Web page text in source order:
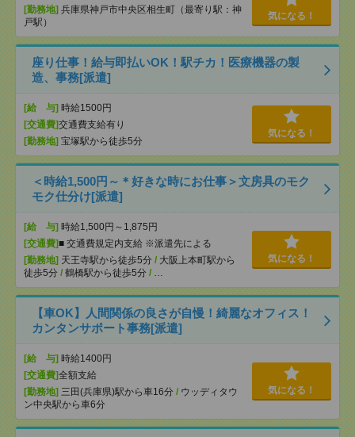
[勤務地] 兵庫県神戸市中央区相生町（最寄り駅：神
戸駅）
気になる！
座り仕事！給与即払いOK！駅チカ！医療機器の製
造、事務[派遣]
[給 与] 時給1500円
[交通費]交通費支給有り
[勤務地] 宝塚駅から徒歩5分
気になる！
＜時給1,500円～＊好きな時にお仕事＞文房具のモク
モク仕分け[派遣]
[給 与] 時給1,500円～1,875円
[交通費]■ 交通費規定内支給 ※派遣先による
[勤務地] 天王寺駅から徒歩5分 / 大阪上本町駅から
徒歩5分 / 鶴橋駅から徒歩5分 / …
気になる！
【車OK】人間関係の良さが自慢！綺麗なオフィス！
カンタンサポート事務[派遣]
[給 与] 時給1400円
[交通費]全額支給
[勤務地] 三田(兵庫県)駅から車16分 / ウッディタウ
ン中央駅から車6分
気になる！